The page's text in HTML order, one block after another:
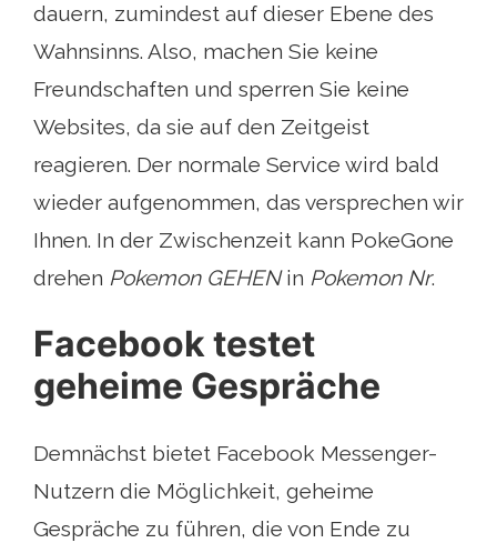
dauern, zumindest auf dieser Ebene des
Wahnsinns. Also, machen Sie keine
Freundschaften und sperren Sie keine
Websites, da sie auf den Zeitgeist
reagieren. Der normale Service wird bald
wieder aufgenommen, das versprechen wir
Ihnen. In der Zwischenzeit kann PokeGone
drehen Pokemon GEHENin Pokemon Nr.
Facebook testet
geheime Gespräche
Demnächst bietet Facebook Messenger-
Nutzern die Möglichkeit, geheime
Gespräche zu führen, die von Ende zu